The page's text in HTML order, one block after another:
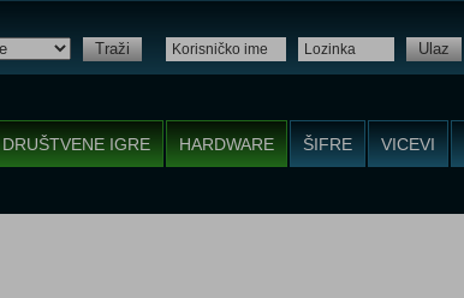
Traži Ulaz
DRUŠTVENE IGRE HARDWARE ŠIFRE VICEVI